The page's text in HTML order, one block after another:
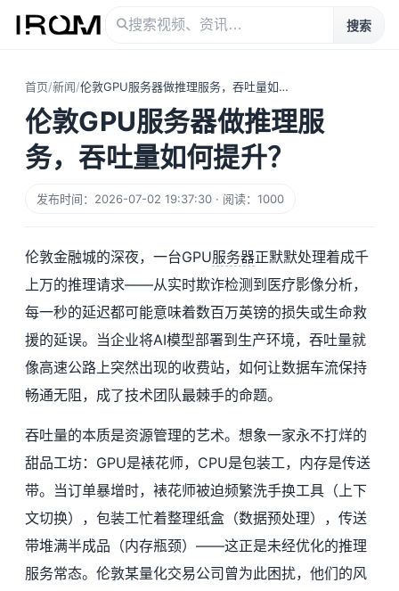
搜索
首页/新闻/ 伦敦GPU服务器做推理服务，吞吐量如何提升？
伦敦GPU服务器做推理服
务，吞吐量如何提升？
发布时间：2026-07-02 19:37:30 · 阅读：1000
伦敦金融城的深夜，一台GPU服务器正默默处理着成千
上万的推理请求——从实时欺诈检测到医疗影像分析，
每一秒的延迟都可能意味着数百万英镑的损失或生命救
援的延误。当企业将AI模型部署到生产环境，吞吐量就
像高速公路上突然出现的收费站，如何让数据车流保持
畅通无阻，成了技术团队最棘手的命题。
吞吐量的本质是资源管理的艺术。想象一家永不打烊的
甜品工坊：GPU是裱花师，CPU是包装工，内存是传送
带。当订单暴增时，裱花师被迫频繁洗手换工具（上下
文切换），包装工忙着整理纸盒（数据预处理），传送
带堆满半成品（内存瓶颈）——这正是未经优化的推理
服务常态。伦敦某量化交易公司曾为此困扰，他们的风